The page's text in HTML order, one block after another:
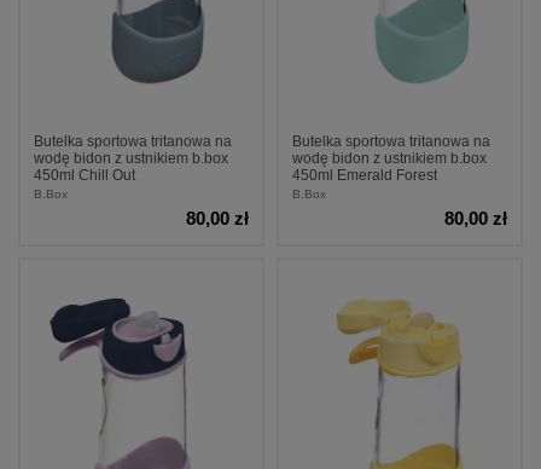
Butelka sportowa tritanowa na
wodę bidon z ustnikiem b.box
450ml Chill Out
B.Box
80,00 zł
Butelka sportowa tritanowa na
wodę bidon z ustnikiem b.box
450ml Emerald Forest
B.Box
80,00 zł